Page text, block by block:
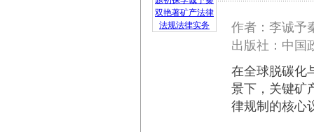
作者：李诚予
出版社：中
在全球脱碳化
景下，关键矿
律规制的核心